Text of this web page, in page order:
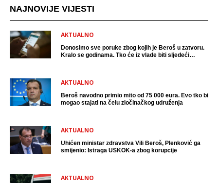
NAJNOVIJE VIJESTI
AKTUALNO
Donosimo sve poruke zbog kojih je Beroš u zatvoru.
Kralo se godinama. Tko će iz vlade biti sljedeći
AKTUALNO
Beroš navodno primio mito od 75 000 eura. Evo tko bi
mogao stajati na čelu zločinačkog udruženja
AKTUALNO
Uhićen ministar zdravstva Vili Beroš, Plenković ga
smijenio: Istraga USKOK-a zbog korupcije
AKTUALNO